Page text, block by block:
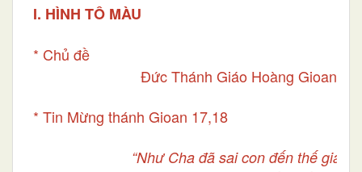
I. HÌNH TÔ MÀU
* Chủ đề
Đức Thánh Giáo Hoàng Gioan I
* Tin Mừng thánh Gioan 17,18
“Như Cha đã sai con đến thế gian,